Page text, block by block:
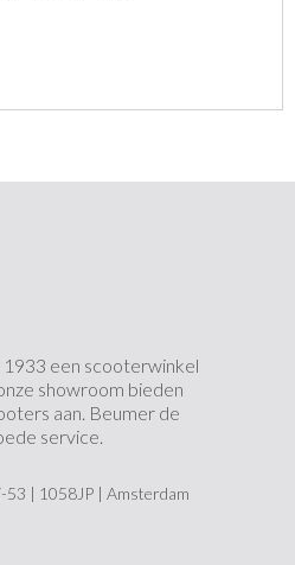
1933 een scooterwinkel
showroom bieden
aan. Beumer de
service.
| 1058JP | Amsterdam